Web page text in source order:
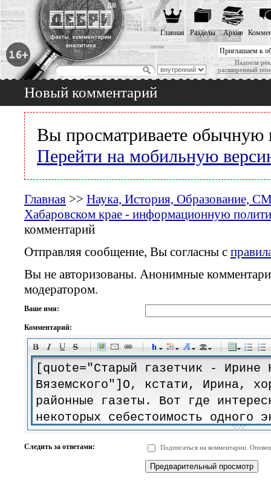
Приглашаем к
Надоела
расширенный
Главная Разделы Архив
Новый комментарий
Вы просматриваете обычную
Перейти на мобильную
Главная >> Наука, История, Образование,
Хабаровском крае - информационную
комментарий
Отправляя сообщение, Вы согласны с
Вы не авторизованы. Анонимные
модератором.
Ваше имя:
Комментарий:
-
-
-
-
-
-
-
-
-
-
-
-
-
-
-
-
-
-
-
-
-
Следить за ответами: Подписаться на комментарии.